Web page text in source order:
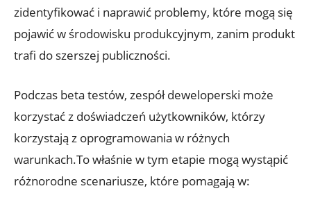
zidentyfikować‍ i ⁤naprawić problemy, które mogą się
pojawić w środowisku produkcyjnym, zanim produkt
trafi do ⁤szerszej‌ publiczności.
Podczas beta testów, zespół‌ deweloperski może
korzystać ‌z⁤ doświadczeń użytkowników,‌ którzy
korzystają z oprogramowania ⁢w różnych
warunkach.To właśnie w tym etapie mogą⁤ wystąpić
‌różnorodne scenariusze, ⁢które⁣ pomagają w: